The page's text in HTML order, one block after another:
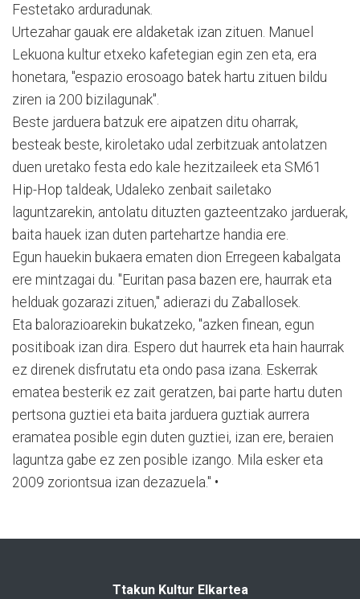
Festetako arduradunak.
Urtezahar gauak ere aldaketak izan zituen. Manuel
Lekuona kultur etxeko kafetegian egin zen eta, era
honetara, "espazio erosoago batek hartu zituen bildu
ziren ia 200 bizilagunak".
Beste jarduera batzuk ere aipatzen ditu oharrak,
besteak beste, kiroletako udal zerbitzuak antolatzen
duen uretako festa edo kale hezitzaileek eta SM61
Hip-Hop taldeak, Udaleko zenbait sailetako
laguntzarekin, antolatu dituzten gazteentzako jarduerak,
baita hauek izan duten partehartze handia ere.
Egun hauekin bukaera ematen dion Erregeen kabalgata
ere mintzagai du. "Euritan pasa bazen ere, haurrak eta
helduak gozarazi zituen," adierazi du Zaballosek.
Eta balorazioarekin bukatzeko, "azken finean, egun
positiboak izan dira. Espero dut haurrek eta hain haurrak
ez direnek disfrutatu eta ondo pasa izana. Eskerrak
ematea besterik ez zait geratzen, bai parte hartu duten
pertsona guztiei eta baita jarduera guztiak aurrera
eramatea posible egin duten guztiei, izan ere, beraien
laguntza gabe ez zen posible izango. Mila esker eta
2009 zoriontsua izan dezazuela." •
Ttakun Kultur Elkartea